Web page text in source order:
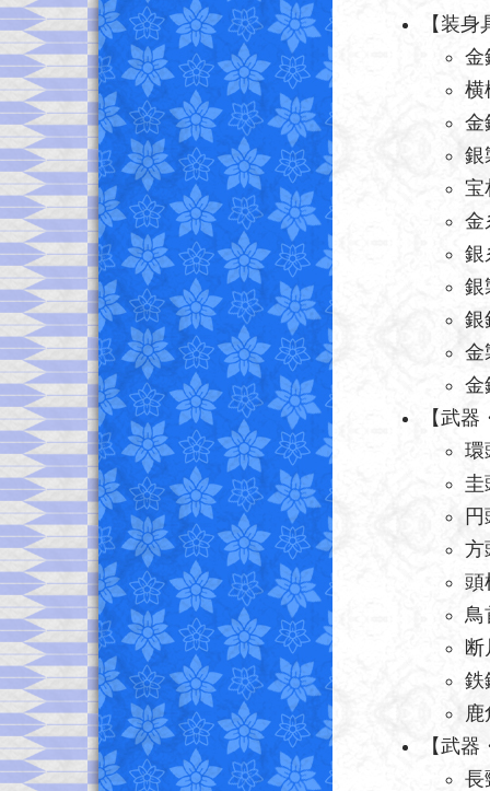
【装身
金
横
金
銀
宝
金
銀
銀
銀
金
金
【武
環
圭
円
方
頭
鳥
断
鉄
鹿
【武
長